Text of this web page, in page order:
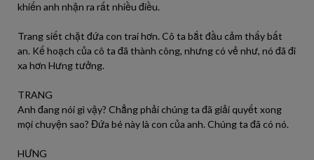
khiến anh nhận ra rất nhiều điều.
Trang siết chặt đứa con trai hơn. Cô ta bắt đầu cảm thấy bất
an. Kế hoạch của cô ta đã thành công, nhưng có vẻ như, nó đã đi
xa hơn Hưng tưởng.
TRANG
Anh đang nói gì vậy? Chẳng phải chúng ta đã giải quyết xong
mọi chuyện sao? Đứa bé này là con của anh. Chúng ta đã có nó.
HƯNG